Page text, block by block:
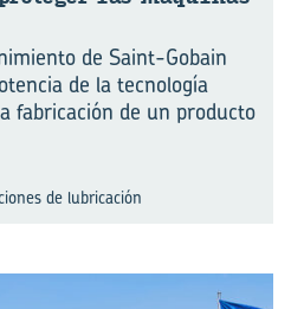
de Saint-Gobain
de la tecnología
fabricación de un producto
de lubricación